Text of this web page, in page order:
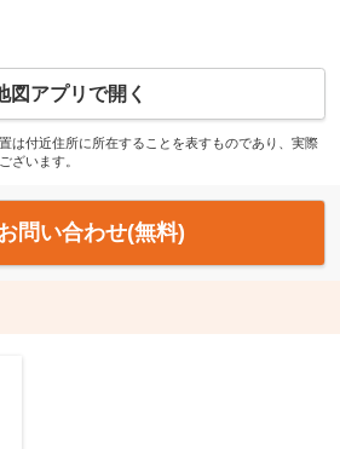
図アプリで開く
は付近住所に所在することを表すものであり、実際
ざいます。
問い合わせ(無料)